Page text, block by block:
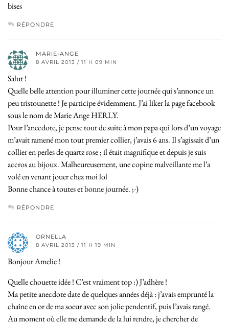
bises
RÉPONDRE
MARIE-ANGE
8 AVRIL 2013 / 11 H 09 MIN
Salut !
Quelle belle attention pour illuminer cette journée qui s’annonce un
peu tristounette ! Je participe évidemment. J’ai liker la page facebook
sous le nom de Marie Ange HERLY.
Pour l’anecdote, je pense tout de suite à mon papa qui lors d’un voyage
m’avait ramené mon tout premier collier, j’avais 6 ans. Il s’agissait d’un
collier en perles de quartz rose ; il était magnifique et depuis je suis
accros au bijoux. Malheureusement, une copine malveillante me l’a
volé en venant jouer chez moi lol
Bonne chance à toutes et bonne journée. ;-)
RÉPONDRE
ORNELLA
8 AVRIL 2013 / 11 H 19 MIN
Bonjour Amelie !
Quelle chouette idée ! C’est vraiment top :) J’adhère !
Ma petite anecdote date de quelques années déjà : j’avais emprunté la
chaîne en or de ma soeur avec son jolie pendentif, puis l’avais rangé.
Au moment où elle me demande de la lui rendre, je chercher de